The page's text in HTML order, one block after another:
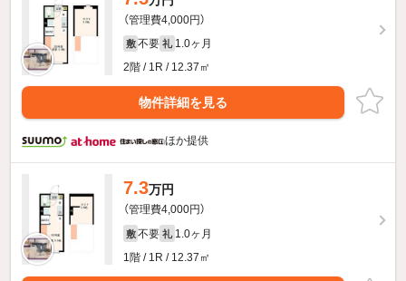
（管理費4,000円）
敷 不要 礼 1.0ヶ月
2階 / 1R / 12.37㎡
物件詳細を見る
ほか提供
7.3万円
（管理費4,000円）
敷 不要 礼 1.0ヶ月
1階 / 1R / 12.37㎡